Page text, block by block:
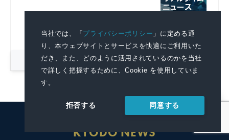
当社では、「プライバシーポリシー 」に定める通
り、本ウェブサイトとサービスを快適にご利用いた
だき、また、どのように活用されているのかを当社
で詳しく把握するために、Cookie を使用していま
す。
拒否する 同意する
詳細を見る
KYODO NEWS